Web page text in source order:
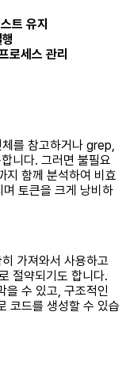
트 유지
세스 관리
를 참고하거나 grep,
니다. 그러면 불필요
지 함께 분석하여 비효
토큰을 크게 낭비하
가져와서 사용하고
절약되기도 합니다.
을 수 있고, 구조적인
코드를 생성할 수 있습